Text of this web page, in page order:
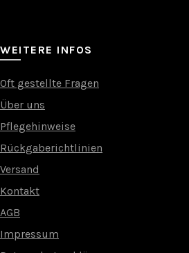
WEITERE INFOS
Oft gestellte Fragen
Über uns
Pflegehinweise
Rückgaberichtlinien
Versand
Kontakt
AGB
Impressum